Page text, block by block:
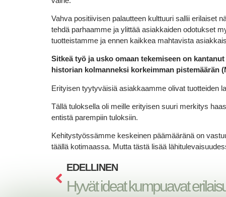
Vahva positiivisen palautteen kulttuuri sallii erilaiset
tehdä parhaamme ja ylittää asiakkaiden odotukset
tuotteistamme ja ennen kaikkea mahtavista
Sitkeä työ ja usko omaan tekemiseen on
historian kolmanneksi korkeimman pistemäärän
Erityisen tyytyväisiä asiakkaamme olivat tuotteiden
Tällä tuloksella oli meille erityisen suuri merkitys
entistä parempiin tuloksiin.
Kehitystyössämme keskeinen päämääränä on
täällä kotimaassa. Mutta tästä lisää
EDELLINEN
Hyvät ideat kumpuavat